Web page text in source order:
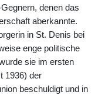
denen das
aberkannte.
in St. Denis bei
enge politische
sie im ersten
1936) der
beschuldigt und in